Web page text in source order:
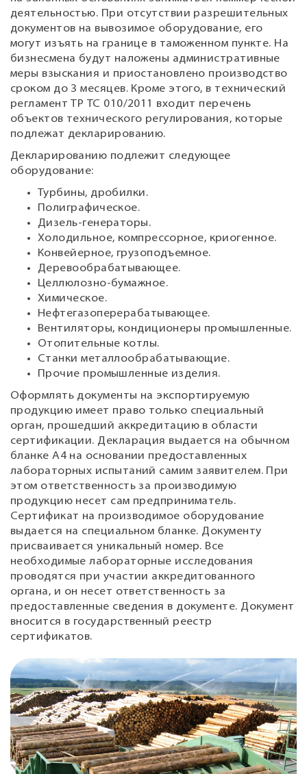
деятельностью. При отсутствии разрешительных
документов на вывозимое оборудование, его
могут изъять на границе в таможенном пункте. На
бизнесмена будут наложены административные
меры взыскания и приостановлено производство
сроком до 3 месяцев. Кроме этого, в технический
регламент ТР ТС 010/2011 входит перечень
объектов технического регулирования, которые
подлежат декларированию.
Декларированию подлежит следующее
оборудование:
Турбины, дробилки.
Полиграфическое.
Дизель-генераторы.
Холодильное, компрессорное, криогенное.
Конвейерное, грузоподъемное.
Деревообрабатывающее.
Целлюлозно-бумажное.
Химическое.
Нефтегазоперерабатывающее.
Вентиляторы, кондиционеры промышленные.
Отопительные котлы.
Станки металлообрабатывающие.
Прочие промышленные изделия.
Оформлять документы на экспортируемую
продукцию имеет право только специальный
орган, прошедший аккредитацию в области
сертификации. Декларация выдается на обычном
бланке А4 на основании предоставленных
лабораторных испытаний самим заявителем. При
этом ответственность за производимую
продукцию несет сам предприниматель.
Сертификат на производимое оборудование
выдается на специальном бланке. Документу
присваивается уникальный номер. Все
необходимые лабораторные исследования
проводятся при участии аккредитованного
органа, и он несет ответственность за
предоставленные сведения в документе. Документ
вносится в государственный реестр
сертификатов.